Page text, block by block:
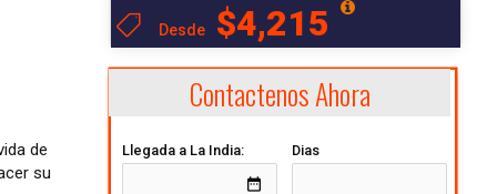
Desde $4,215
Contactenos Ahora
Llegada a La India:
date_range
Dias
de
su